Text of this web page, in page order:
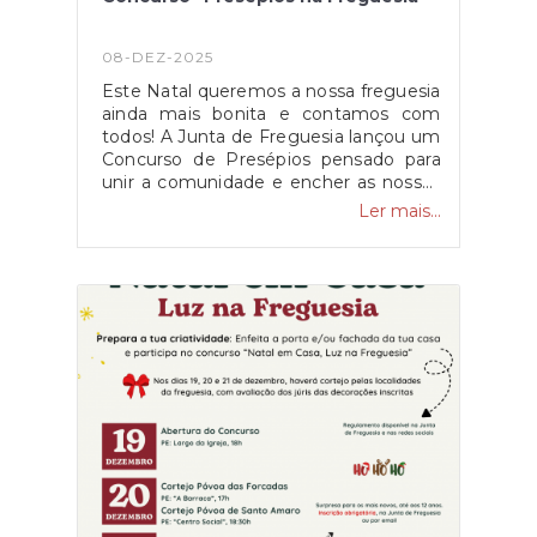
08-DEZ-2025
Este Natal queremos a nossa freguesia
ainda mais bonita e contamos com
todos! A Junta de Freguesia lançou um
Concurso de Presépios pensado para
unir a comunidade e encher as nossas
localidades de cor, luz e espírito
simples:Participem na criação de
espaços públicos de destaque nas três
localidades da freguesia.Todos são
bem-vindos: moradores, grupos de
cidadãos e associações.Para as
associações, sugerimos que
aproveitem também os espaços
exteriores das vossas sedes para dar
ainda mais vida à freguesia!Mais do que
competir, o importante é construirmos
juntos algo especial para toda a
comunidade. A Junta de Freguesia
Ler mais...